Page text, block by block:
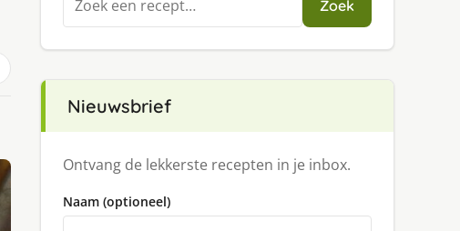
naar:
Zoek
Nieuwsbrief
Ontvang de lekkerste recepten in je inbox.
Naam (optioneel)